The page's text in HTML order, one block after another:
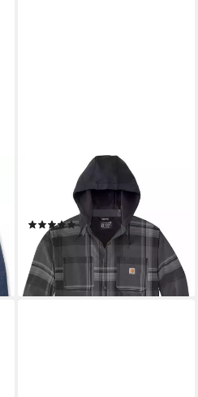
CARHARTT
Kurzjacke Sherpa Lined
(2)
61,29 € UVP128,91 €
-52%
lieferbar - in 2-3 Werktagen bei dir